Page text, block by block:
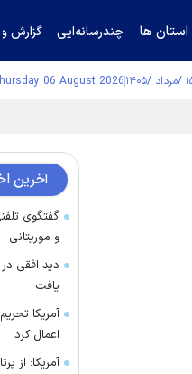
استان ها چندرسانه‌ایی گزارش
/۱۴۰۵ 06 August 2026
آخرین
گفتگوی
و موریتانی
یافت
آمریکا
اعمال کرد
آمریکا: از